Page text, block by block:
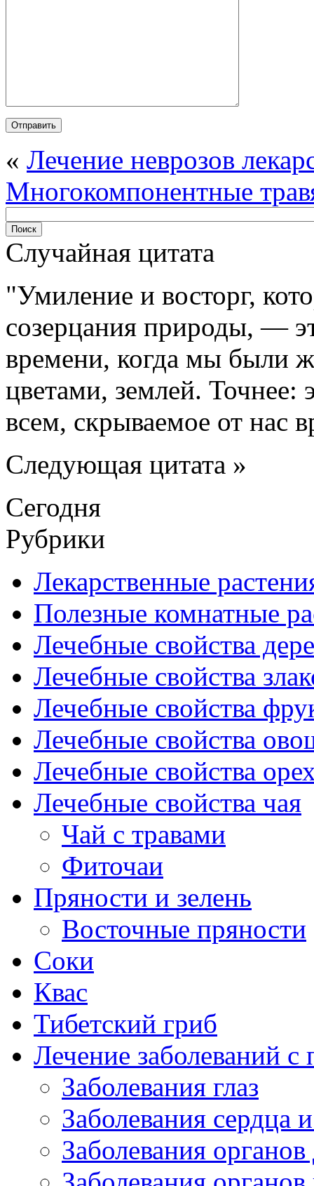
« Лечение неврозов
Многокомпонентные
Случайная цитата
Умиление и восторг,
созерцания природы, —
времени, когда мы были
цветами, землей. Точнее:
всем, скрываемое от нас
Следующая цитата »
Сегодня
Рубрики
Лекарственные
Полезные комнатные
Лечебные свойства
Лечебные свойства
Лечебные свойства
Лечебные свойства
Лечебные свойства
Лечебные свойства чая
Чай с травами
Фиточаи
Пряности и зелень
Восточные пряности
Соки
Квас
Тибетский гриб
Лечение заболеваний
Заболевания глаз
Заболевания сердца
Заболевания